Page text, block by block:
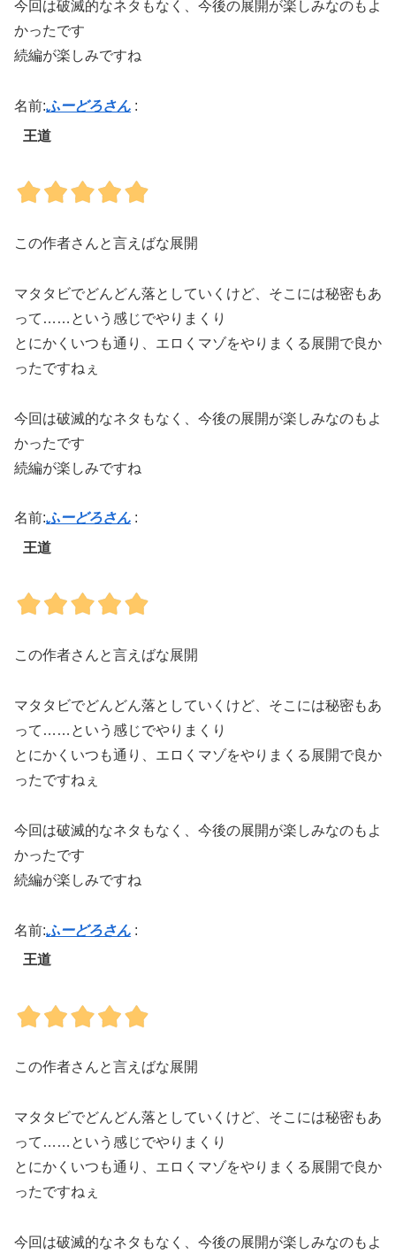
今回は破滅的なネタもなく、今後の展開が楽しみなのもよ
かったです
続編が楽しみですね
名前:ふーどろさん :
王道
この作者さんと言えばな展開
マタタビでどんどん落としていくけど、そこには秘密もあ
って……という感じでやりまくり
とにかくいつも通り、エロくマゾをやりまくる展開で良か
ったですねぇ
今回は破滅的なネタもなく、今後の展開が楽しみなのもよ
かったです
続編が楽しみですね
名前:ふーどろさん :
王道
この作者さんと言えばな展開
マタタビでどんどん落としていくけど、そこには秘密もあ
って……という感じでやりまくり
とにかくいつも通り、エロくマゾをやりまくる展開で良か
ったですねぇ
今回は破滅的なネタもなく、今後の展開が楽しみなのもよ
かったです
続編が楽しみですね
名前:ふーどろさん :
王道
この作者さんと言えばな展開
マタタビでどんどん落としていくけど、そこには秘密もあ
って……という感じでやりまくり
とにかくいつも通り、エロくマゾをやりまくる展開で良か
ったですねぇ
今回は破滅的なネタもなく、今後の展開が楽しみなのもよ